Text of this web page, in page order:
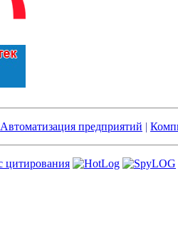
Автоматизация предприятий |